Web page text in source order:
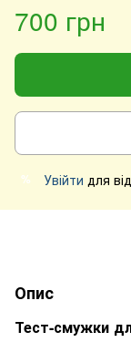
700 грн
% Увійти для
Опис
Тест-смужки